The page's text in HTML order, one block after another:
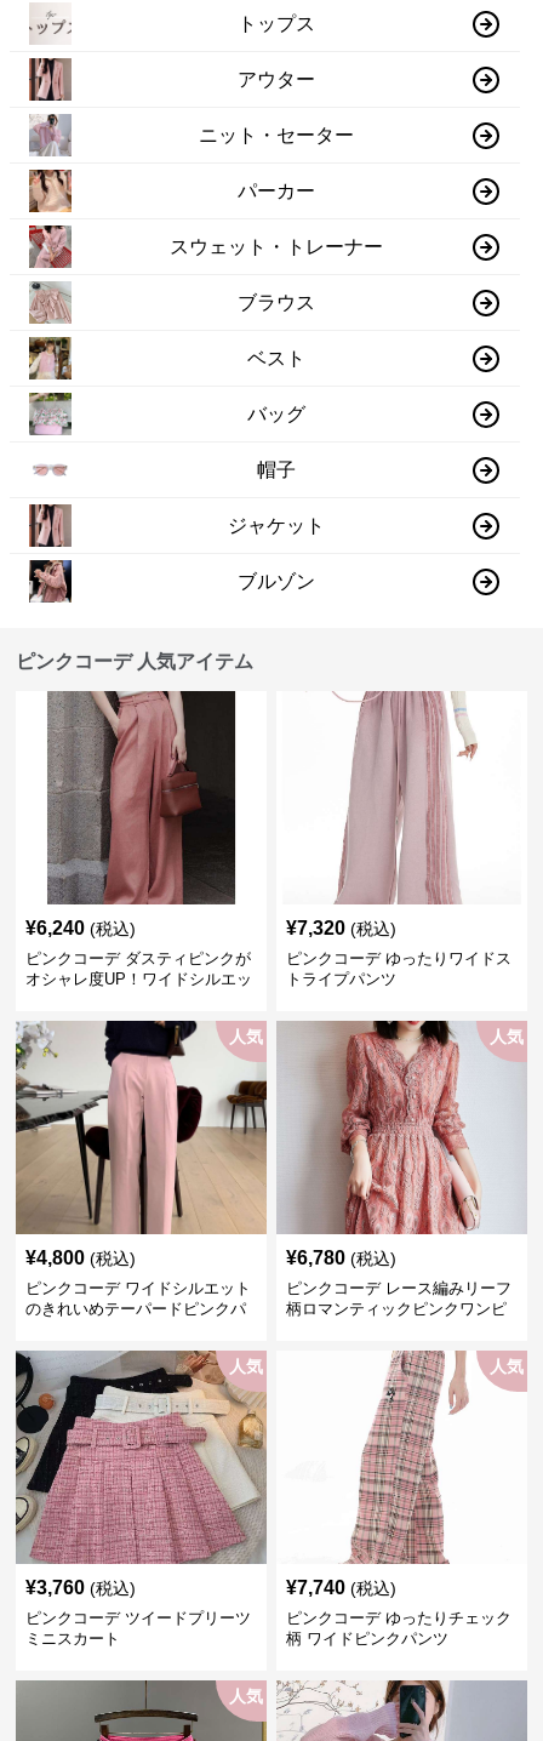
トップス
アウター
ニット・セーター
パーカー
スウェット・トレーナー
ブラウス
ベスト
バッグ
帽子
ジャケット
ブルゾン
ピンクコーデ 人気アイテム
¥6,240 (税込)
ピンクコーデ ダスティピンクが
オシャレ度UP！ワイドシルエッ
¥7,320 (税込)
ピンクコーデ ゆったりワイドス
トライプパンツ
人気
¥4,800 (税込)
ピンクコーデ ワイドシルエット
のきれいめテーパードピンクパ
人気
¥6,780 (税込)
ピンクコーデ レース編みリーフ
柄ロマンティックピンクワンピ
人気
¥3,760 (税込)
ピンクコーデ ツイードプリーツ
ミニスカート
人気
¥7,740 (税込)
ピンクコーデ ゆったりチェック
柄 ワイドピンクパンツ
人気